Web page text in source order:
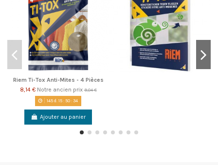
Riem Ti-Tox Anti-Mites - 4 Pièces
8,14 € Notre ancien prix9,04 €
145d. 15:50:34
Ajouter au panier